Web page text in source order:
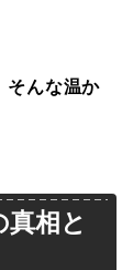
そんな温か
相と